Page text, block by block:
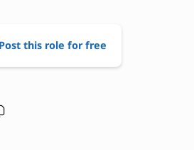
this role for free